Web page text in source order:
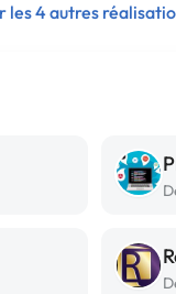
les 4 autres